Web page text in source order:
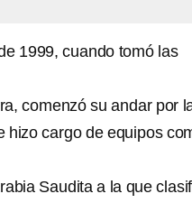
1999, cuando tomó las
comenzó su andar por
hizo cargo de equipos
Saudita a la que